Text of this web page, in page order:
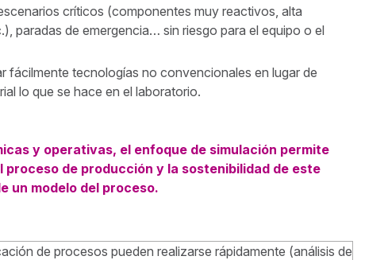
críticos (componentes muy reactivos, alta
paradas de emergencia… sin riesgo para el equipo o el
fácilmente tecnologías no convencionales en lugar de
lo que se hace en el laboratorio.
y operativas, el enfoque de simulación permite
proceso de producción y la sostenibilidad de este
un modelo del proceso.
de procesos pueden realizarse rápidamente (análisis de